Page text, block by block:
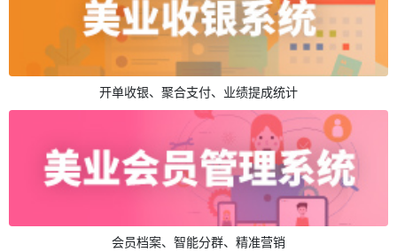
开单收银、聚合支付、业绩提成统计
会员档案、智能分群、精准营销